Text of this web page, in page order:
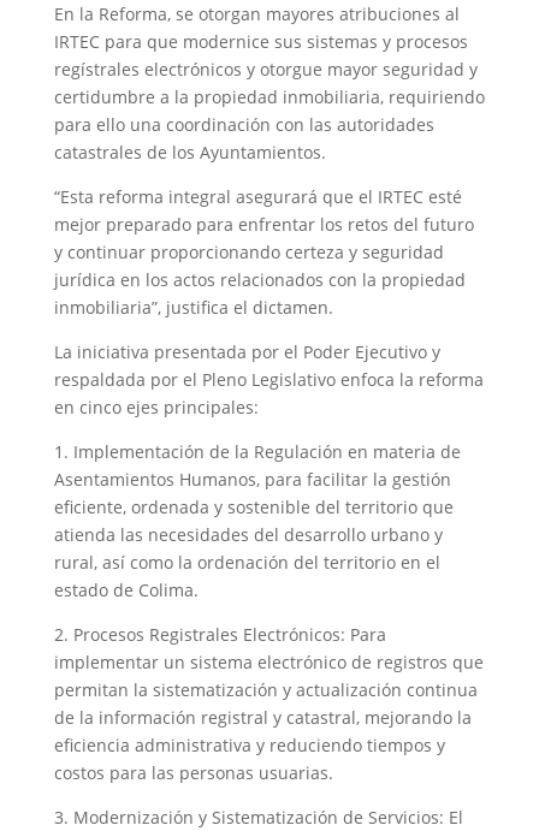
En la Reforma, se otorgan mayores atribuciones al
IRTEC para que modernice sus sistemas y procesos
regístrales electrónicos y otorgue mayor seguridad y
certidumbre a la propiedad inmobiliaria, requiriendo
para ello una coordinación con las autoridades
catastrales de los Ayuntamientos.
“Esta reforma integral asegurará que el IRTEC esté
mejor preparado para enfrentar los retos del futuro
y continuar proporcionando certeza y seguridad
jurídica en los actos relacionados con la propiedad
inmobiliaria”, justifica el dictamen.
La iniciativa presentada por el Poder Ejecutivo y
respaldada por el Pleno Legislativo enfoca la reforma
en cinco ejes principales:
1. Implementación de la Regulación en materia de
Asentamientos Humanos, para facilitar la gestión
eficiente, ordenada y sostenible del territorio que
atienda las necesidades del desarrollo urbano y
rural, así como la ordenación del territorio en el
estado de Colima.
2. Procesos Registrales Electrónicos: Para
implementar un sistema electrónico de registros que
permitan la sistematización y actualización continua
de la información registral y catastral, mejorando la
eficiencia administrativa y reduciendo tiempos y
costos para las personas usuarias.
3. Modernización y Sistematización de Servicios: El